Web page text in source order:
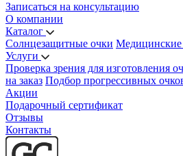
Записаться на консультацию
О компании
Каталог
Солнцезащитные очки
Услуги
Проверка зрения для изготовления
на заказ Подбор прогрессивных
Акции
Подарочный сертификат
Отзывы
Контакты